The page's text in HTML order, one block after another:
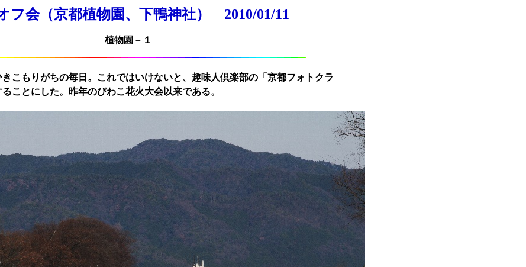
フ会（京都植物園、下鴨神社） 2010/01/11
植物園－１
こもりがちの毎日。これではいけないと、趣味人倶楽部の「京都フォトクラ
ことにした。昨年のびわこ花火大会以来である。